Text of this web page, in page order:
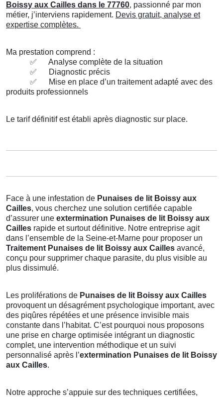
Boissy aux Cailles dans le 77760, passionné par mon
métier, j’interviens rapidement. Devis gratuit, analyse et
expertise complètes.
Ma prestation comprend :
✅
Analyse complète de la situation
✅
Diagnostic précis
✅
Mise en place d’un traitement adapté avec des
produits professionnels
Le tarif définitif est établi après diagnostic sur place.
Face à une infestation de Punaises de lit Boissy aux
Cailles, vous cherchez une solution certifiée capable
d’assurer une extermination Punaises de lit Boissy aux
Cailles rapide et surtout définitive. Notre entreprise agit
dans l’ensemble de la Seine-et-Marne pour proposer un
Traitement Punaises de lit Boissy aux Cailles avancé,
conçu pour supprimer chaque parasite, du plus visible au
plus dissimulé.
Les proliférations de Punaises de lit Boissy aux Cailles
provoquent un désagrément psychologique important, avec
des piqûres répétées et une présence invisible mais
constante dans l’habitat. C’est pourquoi nous proposons
une prise en charge optimisée intégrant un diagnostic
complet, une intervention méthodique et un suivi
personnalisé après l’extermination Punaises de lit Boissy
aux Cailles.
Notre approche s’appuie sur des techniques certifiées,